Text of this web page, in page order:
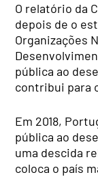
O relatório da
depois de o
Organizações
pública ao
contribui para
Em 2018,
pública ao
uma descida
coloca o país